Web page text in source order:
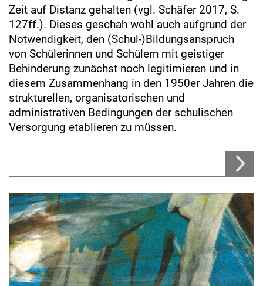
Zeit auf Distanz gehalten (vgl. Schäfer 2017, S.
127ff.). Dieses geschah wohl auch aufgrund der
Notwendigkeit, den (Schul-)Bildungsanspruch
von Schülerinnen und Schülern mit geistiger
Behinderung zunächst noch legitimieren und in
diesem Zusammenhang in den 1950er Jahren die
strukturellen, organisatorischen und
administrativen Bedingungen der schulischen
Versorgung etablieren zu müssen.